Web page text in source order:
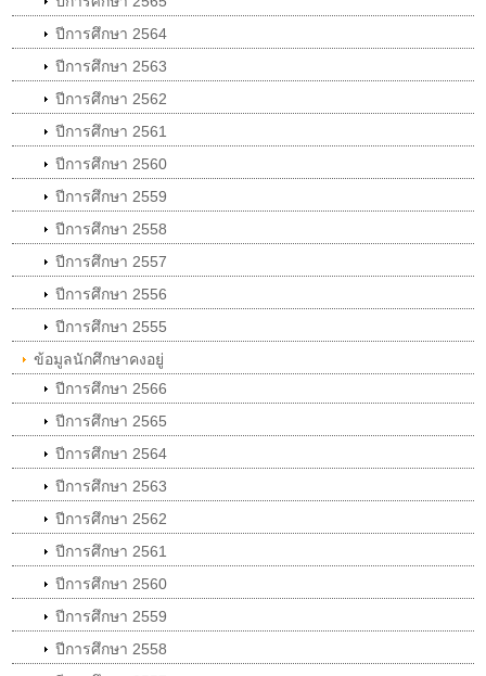
ปีการศึกษา 2564
ปีการศึกษา 2563
ปีการศึกษา 2562
ปีการศึกษา 2561
ปีการศึกษา 2560
ปีการศึกษา 2559
ปีการศึกษา 2558
ปีการศึกษา 2557
ปีการศึกษา 2556
ปีการศึกษา 2555
ข้อมูลนักศึกษาคงอยู่
ปีการศึกษา 2566
ปีการศึกษา 2565
ปีการศึกษา 2564
ปีการศึกษา 2563
ปีการศึกษา 2562
ปีการศึกษา 2561
ปีการศึกษา 2560
ปีการศึกษา 2559
ปีการศึกษา 2558